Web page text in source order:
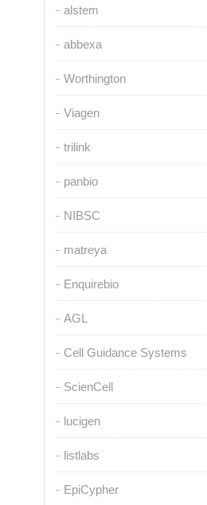
alstem
abbexa
Worthington
Viagen
trilink
panbio
NIBSC
matreya
Enquirebio
AGL
Cell Guidance Systems
ScienCell
lucigen
listlabs
EpiCypher